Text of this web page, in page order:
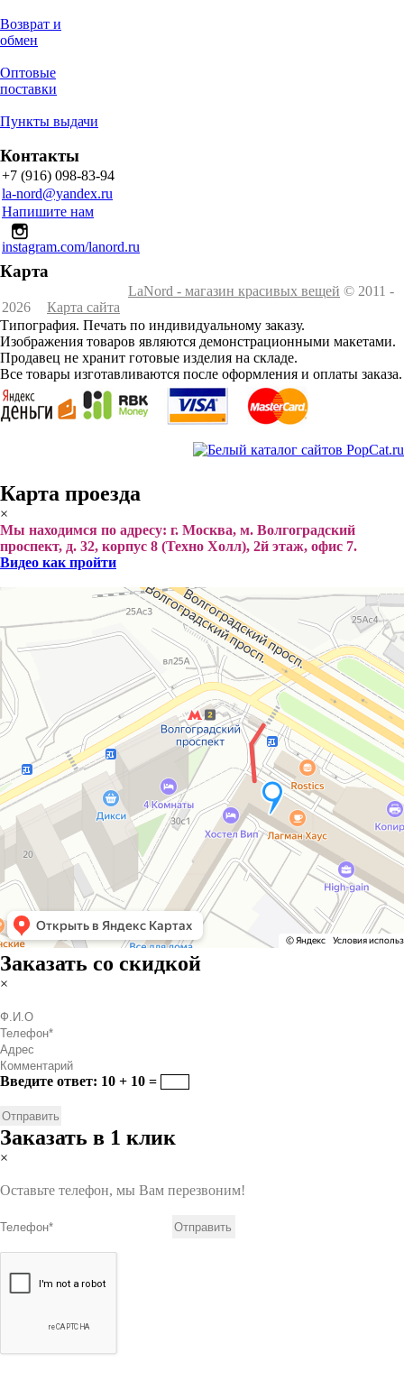
Возврат и
обмен
Оптовые
поставки
Пункты выдачи
Контакты
+7 (916) 098-83-94
la-nord@yandex.ru
Напишите нам
instagram.com/lanord.ru
Карта
LaNord - магазин красивых вещей © 2011 -
2026
Карта сайта
Типография. Печать по индивидуальному заказу.
Изображения товаров являются демонстрационными макетами.
Продавец не хранит готовые изделия на складе.
Все товары изготавливаются после оформления и оплаты заказа.
Карта проезда
×
Мы находимся по адресу: г. Москва, м. Волгоградский
проспект, д. 32, корпус 8 (Техно Холл), 2й этаж, офис 7.
Видео как пройти
Заказать со скидкой
×
Введите ответ: 10 + 10 =
Заказать в 1 клик
×
Оставьте телефон, мы Вам перезвоним!